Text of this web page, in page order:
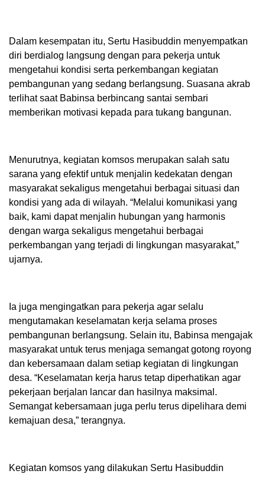
Dalam kesempatan itu, Sertu Hasibuddin menyempatkan
diri berdialog langsung dengan para pekerja untuk
mengetahui kondisi serta perkembangan kegiatan
pembangunan yang sedang berlangsung. Suasana akrab
terlihat saat Babinsa berbincang santai sembari
memberikan motivasi kepada para tukang bangunan.
Menurutnya, kegiatan komsos merupakan salah satu
sarana yang efektif untuk menjalin kedekatan dengan
masyarakat sekaligus mengetahui berbagai situasi dan
kondisi yang ada di wilayah. “Melalui komunikasi yang
baik, kami dapat menjalin hubungan yang harmonis
dengan warga sekaligus mengetahui berbagai
perkembangan yang terjadi di lingkungan masyarakat,”
ujarnya.
Ia juga mengingatkan para pekerja agar selalu
mengutamakan keselamatan kerja selama proses
pembangunan berlangsung. Selain itu, Babinsa mengajak
masyarakat untuk terus menjaga semangat gotong royong
dan kebersamaan dalam setiap kegiatan di lingkungan
desa. “Keselamatan kerja harus tetap diperhatikan agar
pekerjaan berjalan lancar dan hasilnya maksimal.
Semangat kebersamaan juga perlu terus dipelihara demi
kemajuan desa,” terangnya.
Kegiatan komsos yang dilakukan Sertu Hasibuddin